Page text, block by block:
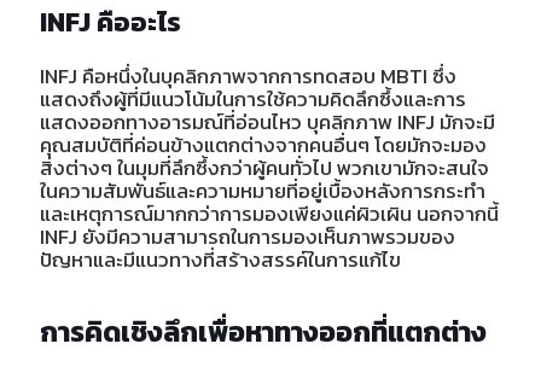
INFJ คืออะไร
INFJ คือหนึ่งในบุคลิกภาพจากการทดสอบ MBTI ซึ่ง
แสดงถึงผู้ที่มีแนวโน้มในการใช้ความคิดลึกซึ้งและการ
แสดงออกทางอารมณ์ที่อ่อนไหว บุคลิกภาพ INFJ มักจะมี
คุณสมบัติที่ค่อนข้างแตกต่างจากคนอื่นๆ โดยมักจะมอง
สิ่งต่างๆ ในมุมที่ลึกซึ้งกว่าผู้คนทั่วไป พวกเขามักจะสนใจ
ในความสัมพันธ์และความหมายที่อยู่เบื้องหลังการกระทำ
และเหตุการณ์มากกว่าการมองเพียงแค่ผิวเผิน นอกจากนี้
INFJ ยังมีความสามารถในการมองเห็นภาพรวมของ
ปัญหาและมีแนวทางที่สร้างสรรค์ในการแก้ไข
การคิดเชิงลึกเพื่อหาทางออกที่แตกต่าง